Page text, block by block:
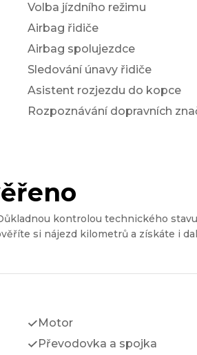
Volba jízdního režimu
Airbag řidiče
Airbag spolujezdce
Sledování únavy řidiče
Asistent rozjezdu do kopce
Rozpoznávání dopravních
kontrolou technického
si nájezd kilometrů a získáte i
Motor
Převodovka a spojka